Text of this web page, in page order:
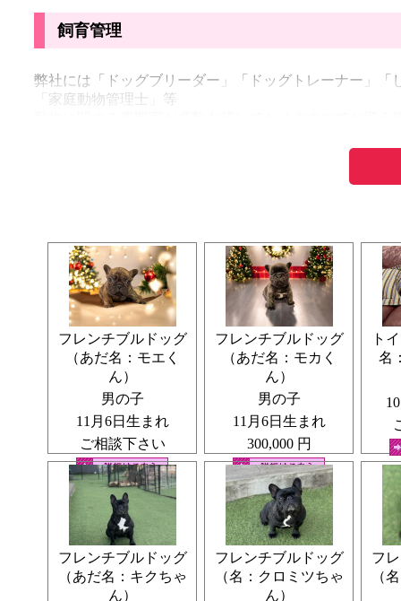
飼育管理
弊社には「ドッグブリーダー」「ドッグトレーナー」
「家庭動物管理士」等
お迎えいただいたお客様全員に、無料で利用できる飼
安心・安全の為
弊社には２０数年ブリーダー、トリマーの経験をもつ
を行っております
また、定期的に獣医師にも訪問
提携している動物病院に、現在の健康診断書はもちろん
ワクチン・狂犬病(生後日数による)の接種も行っており
初めてお迎えのお客様もご安心ください♪
また、避けられる遺伝病に関しては両親となるわんち
み合わせで行っており
・健康第一
・かわいく強い
・人なつっこい
こいぬを目指しブリーディング※１を行っています♪
フレンチブルドッグ
（あだ名：モエく
ん）
男の子
11月6日生まれ
ご相談下さい
フレンチブルドッグ
（あだ名：モカく
ん）
男の子
11月6日生まれ
300,000 円
ト
名
フレンチブルドッグ
（あだ名：キクちゃ
ん）
フレンチブルドッグ
（名：クロミツちゃ
ん）
フ
（